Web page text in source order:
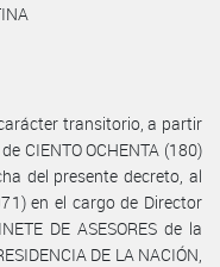
transitorio, a partir
CIENTO OCHENTA (180)
del presente decreto, al
en el cargo de Director
DE ASESORES de la
DE LA NACIÓN,